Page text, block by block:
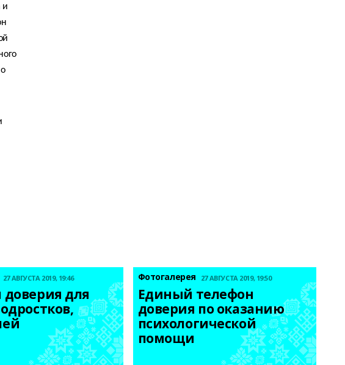
и
27 АВГУСТА 2019, 19:46
доверия для
Фотогалерея 27 АВГУСТА 2019, 19:50
Единый телефон
доверия по оказанию
психологической
помощи